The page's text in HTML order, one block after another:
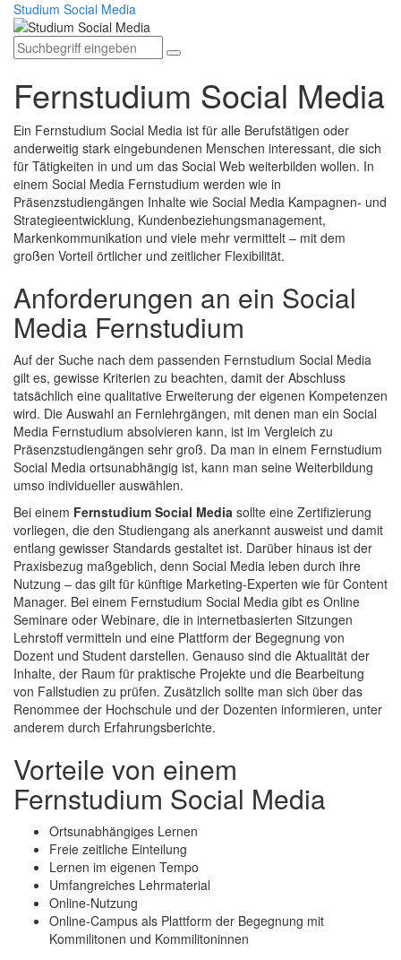
Studium Social Media
navigation
Fernstudium Social Media
Ein Fernstudium Social Media ist für alle Berufstätigen oder
anderweitig stark eingebundenen Menschen interessant, die sich
für Tätigkeiten in und um das Social Web weiterbilden wollen. In
einem Social Media Fernstudium werden wie in
Präsenzstudiengängen Inhalte wie Social Media Kampagnen- und
Strategieentwicklung, Kundenbeziehungsmanagement,
Markenkommunikation und viele mehr vermittelt – mit dem
großen Vorteil örtlicher und zeitlicher Flexibilität.
Anforderungen an ein Social
Media Fernstudium
Auf der Suche nach dem passenden Fernstudium Social Media
gilt es, gewisse Kriterien zu beachten, damit der Abschluss
tatsächlich eine qualitative Erweiterung der eigenen Kompetenzen
wird. Die Auswahl an Fernlehrgängen, mit denen man ein Social
Media Fernstudium absolvieren kann, ist im Vergleich zu
Präsenzstudiengängen sehr groß. Da man in einem Fernstudium
Social Media ortsunabhängig ist, kann man seine Weiterbildung
umso individueller auswählen.
Bei einem Fernstudium Social Media sollte eine Zertifizierung
vorliegen, die den Studiengang als anerkannt ausweist und damit
entlang gewisser Standards gestaltet ist. Darüber hinaus ist der
Praxisbezug maßgeblich, denn Social Media leben durch ihre
Nutzung – das gilt für künftige Marketing-Experten wie für Content
Manager. Bei einem Fernstudium Social Media gibt es Online
Seminare oder Webinare, die in internetbasierten Sitzungen
Lehrstoff vermitteln und eine Plattform der Begegnung von
Dozent und Student darstellen. Genauso sind die Aktualität der
Inhalte, der Raum für praktische Projekte und die Bearbeitung
von Fallstudien zu prüfen. Zusätzlich sollte man sich über das
Renommee der Hochschule und der Dozenten informieren, unter
anderem durch Erfahrungsberichte.
Vorteile von einem
Fernstudium Social Media
Ortsunabhängiges Lernen
Freie zeitliche Einteilung
Lernen im eigenen Tempo
Umfangreiches Lehrmaterial
Online-Nutzung
Online-Campus als Plattform der Begegnung mit
Kommilitonen und Kommilitoninnen